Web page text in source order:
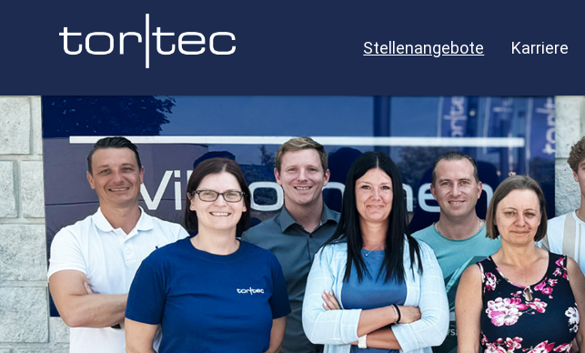
Stellenangebote Karriere